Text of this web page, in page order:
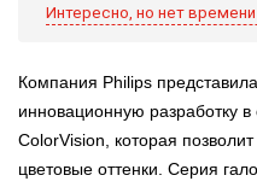
Интересно, но нет времени
Компания Philips
инновационную разработку
ColorVision, которая
цветовые оттенки. Серия